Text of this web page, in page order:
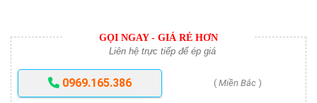
GỌI NGAY - GIÁ RẺ HƠN
Liên hệ trực tiếp để ép giá
0969.165.386 ( Miền Bắc )